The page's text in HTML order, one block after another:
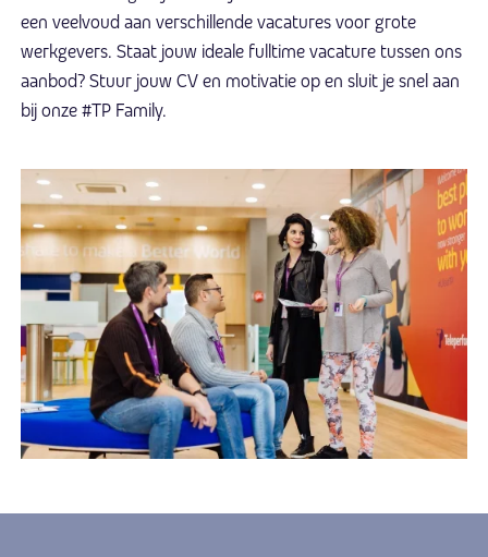
een veelvoud aan verschillende vacatures voor grote
werkgevers. Staat jouw ideale fulltime vacature tussen ons
aanbod? Stuur jouw CV en motivatie op en sluit je snel aan
bij onze #TP Family.